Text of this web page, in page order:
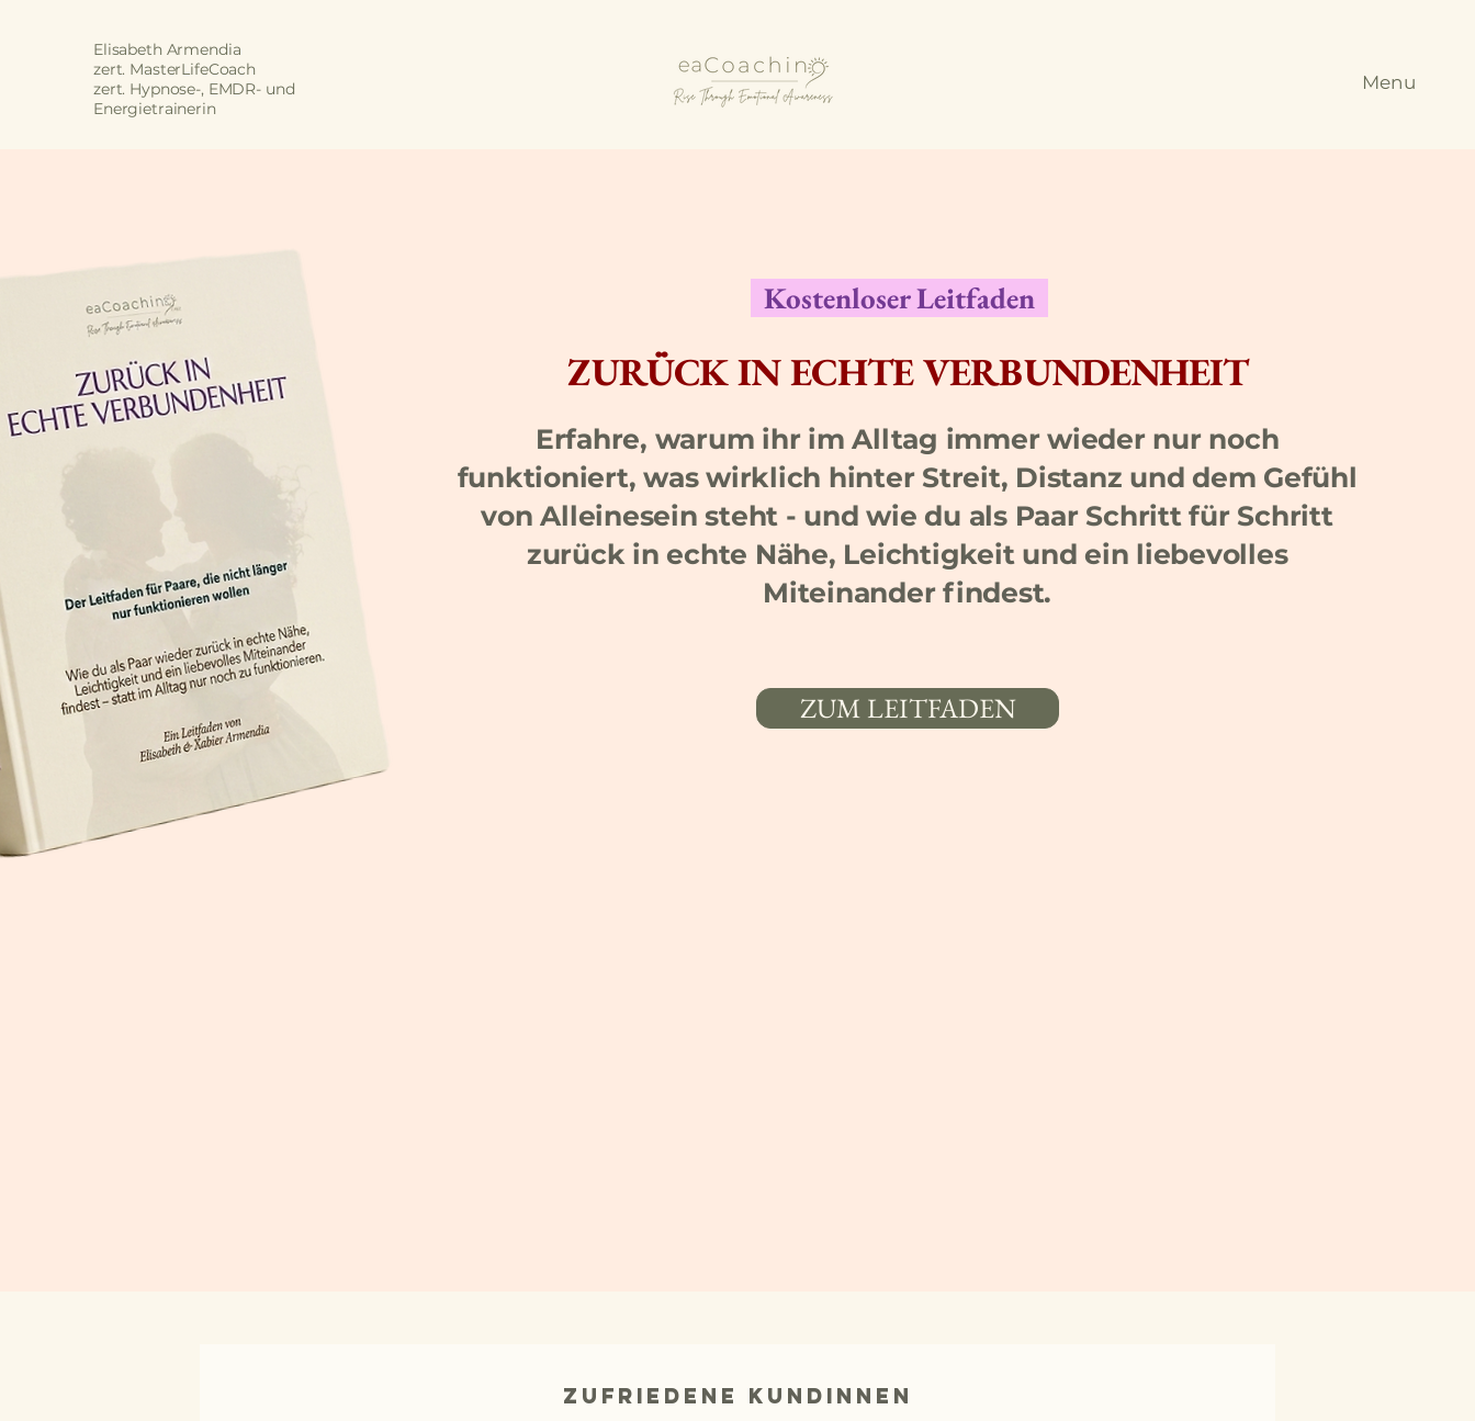
Elisabeth Armendia
zert. MasterLifeCoach
zert. Hypnose-, EMDR- und
Energietrainerin
Menu
Kostenloser Leitfaden
Erfahre, warum ihr im Alltag immer wieder nur noch
funktioniert, was wirklich hinter Streit, Distanz und dem Gefühl
von Alleinesein steht - und wie du als Paar Schritt für Schritt
zurück in echte Nähe, Leichtigkeit und ein liebevolles
Miteinander findest.
ZURÜCK IN ECHTE VERBUNDENHEIT
ZUM LEITFADEN
zufriedene Kundinnen